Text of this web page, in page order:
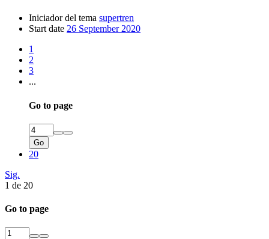
Iniciador del tema supertren
Start date 26 September 2020
1
2
3
...
Go to page
Go
20
Sig.
1 de 20
Go to page